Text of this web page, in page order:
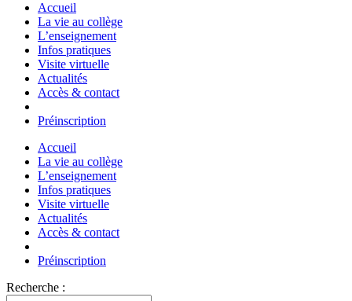
Accueil
La vie au collège
L’enseignement
Infos pratiques
Visite virtuelle
Actualités
Accès & contact
Préinscription
Accueil
La vie au collège
L’enseignement
Infos pratiques
Visite virtuelle
Actualités
Accès & contact
Préinscription
Recherche :